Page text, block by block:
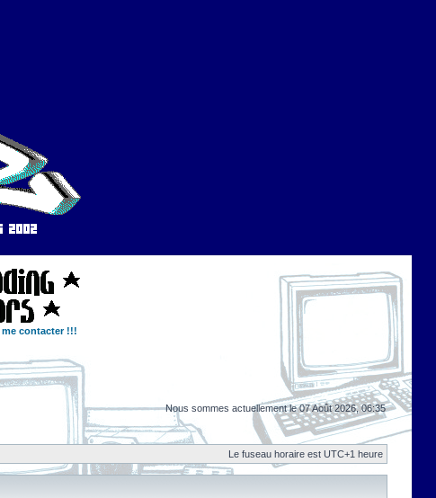
me contacter !!!
Nous sommes actuellement le 07 Août 2026, 06:35
Le fuseau horaire est UTC+1 heure